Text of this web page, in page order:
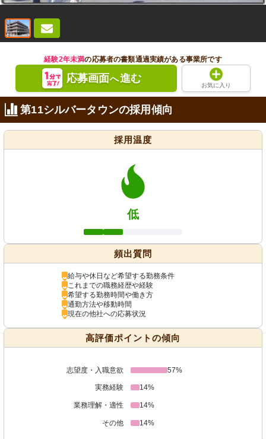
経験2年未満の応募者の書類通過実績がある事業所です
応募画面へ進む
お気に入り
第11シルバータウンの採用傾向
採用温度
低
頻出質問
給与や休日など希望する勤務条件
これまでの職務経歴や経験
希望する勤務時間や働き方
通勤方法や移動時間
現在の他社への応募状況
高評価ポイントの傾向
志望度・入職意欲 57%
実務経験 14%
業務理解・適性 14%
その他 14%